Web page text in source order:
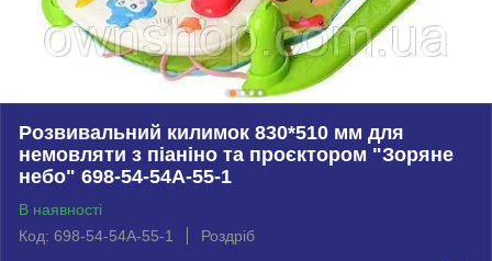
Розвивальний килимок 830*510 мм для
немовляти з піаніно та проєктором "Зоряне
небо" 698-54-54А-55-1
В наявності
Код: 698-54-54А-55-1
Роздріб